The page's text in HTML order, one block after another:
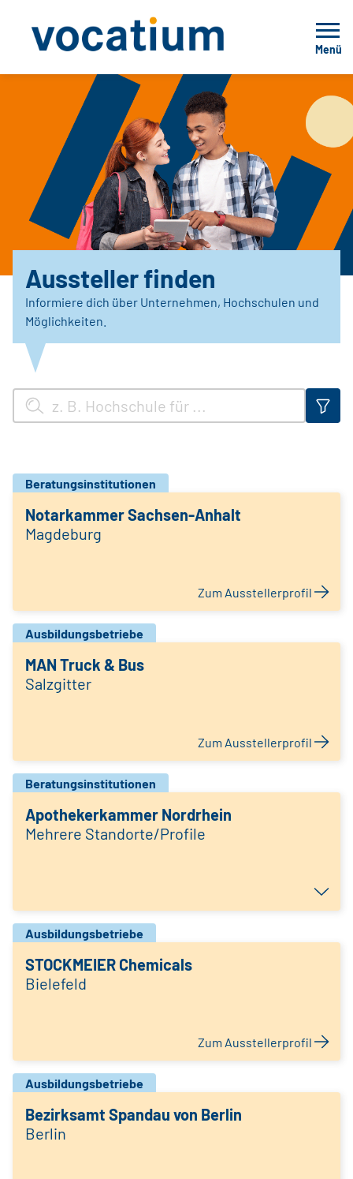
Menü
Aussteller finden
Informiere dich über Unternehmen, Hochschulen und
Möglichkeiten.
Beratungsinstitutionen
Notarkammer Sachsen-Anhalt
Magdeburg
Zum Ausstellerprofil
Ausbildungsbetriebe
MAN Truck & Bus
Salzgitter
Zum Ausstellerprofil
Beratungsinstitutionen
Apothekerkammer Nordrhein
Mehrere Standorte/Profile
Ausbildungsbetriebe
STOCKMEIER Chemicals
Bielefeld
Zum Ausstellerprofil
Ausbildungsbetriebe
Bezirksamt Spandau von Berlin
Berlin